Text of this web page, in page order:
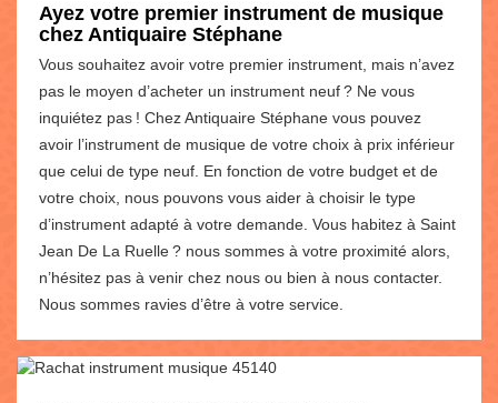
Ayez votre premier instrument de musique
chez Antiquaire Stéphane
Vous souhaitez avoir votre premier instrument, mais n’avez
pas le moyen d’acheter un instrument neuf ? Ne vous
inquiétez pas ! Chez Antiquaire Stéphane vous pouvez
avoir l’instrument de musique de votre choix à prix inférieur
que celui de type neuf. En fonction de votre budget et de
votre choix, nous pouvons vous aider à choisir le type
d’instrument adapté à votre demande. Vous habitez à Saint
Jean De La Ruelle ? nous sommes à votre proximité alors,
n’hésitez pas à venir chez nous ou bien à nous contacter.
Nous sommes ravies d’être à votre service.